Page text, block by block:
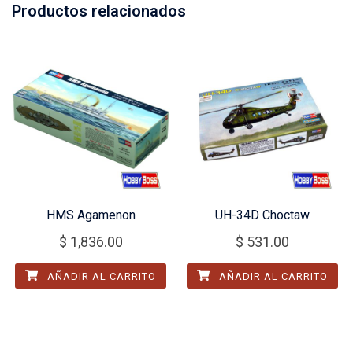
Productos relacionados
HMS Agamenon
$ 1,836.00
AÑADIR AL CARRITO
UH-34D Choctaw
$ 531.00
AÑADIR AL CARRITO